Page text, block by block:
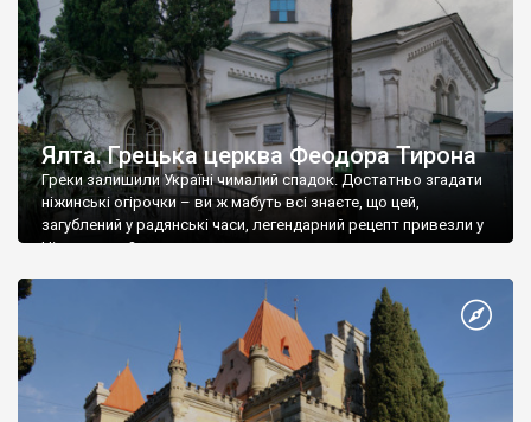
Ялта. Грецька церква Феодора Тирона
Греки залишили Україні чималий спадок. Достатньо згадати
ніжинські огірочки – ви ж мабуть всі знаєте, що цей,
загублений у радянські часи, легендарний рецепт привезли у
Ніжин греки?